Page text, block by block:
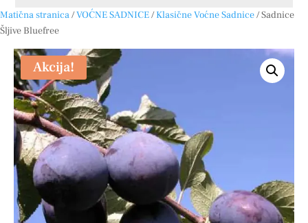
Matična stranica/VOĆNE SADNICE/Klasične Voćne Sadnice/ Sadnice
Šljive Bluefree
Akcija!